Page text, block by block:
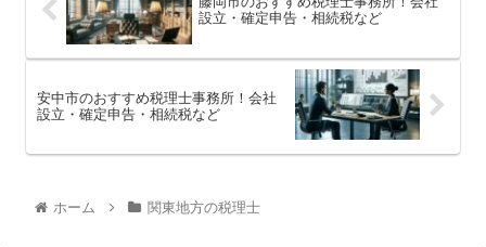
設立・確定申告・相続税など
安中市のおすすめ税理士事務所！会社
設立・確定申告・相続税など
ホーム 関東地方の税理士